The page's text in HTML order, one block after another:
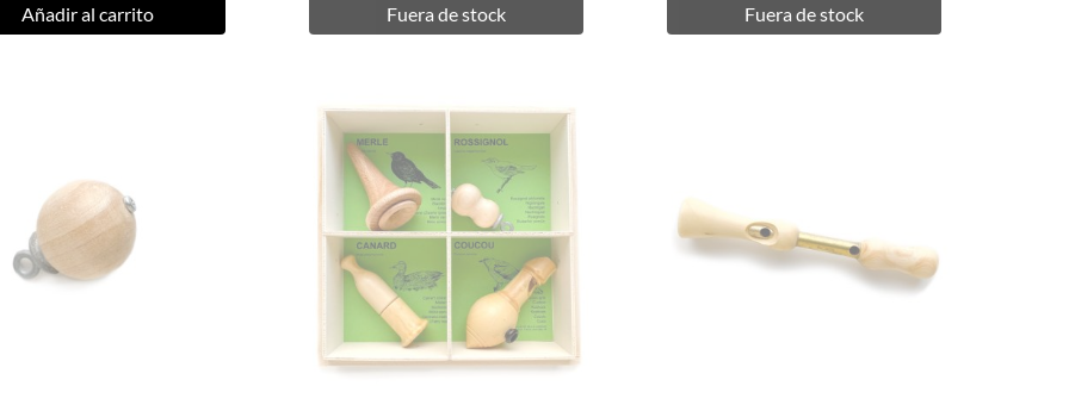
Añadir al carrito Fuera de stock Fuera de stock